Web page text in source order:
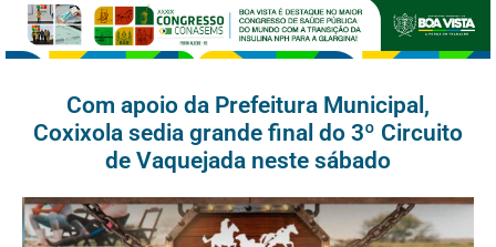
Com apoio da Prefeitura Municipal,
Coxixola sedia grande final do 3º Circuito
de Vaquejada neste sábado